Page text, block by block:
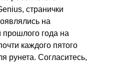
странички
на
прошлого года на
каждого пятого
рунета. Согласитесь,